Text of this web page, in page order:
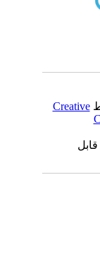
Creative